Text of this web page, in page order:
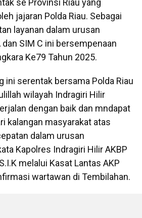
se Provinsi Riau yang
jajaran Polda Riau. Sebagai
layanan dalam urusan
SIM C ini bersempenaan
Ke79 Tahun 2025.
ini serentak bersama Polda Riau
wilayah Indragiri Hilir
dengan baik dan mndapat
kalangan masyarakat atas
dalam urusan
Kapolres Indragiri Hilir AKBP
melalui Kasat Lantas AKP
wartawan di Tembilahan.